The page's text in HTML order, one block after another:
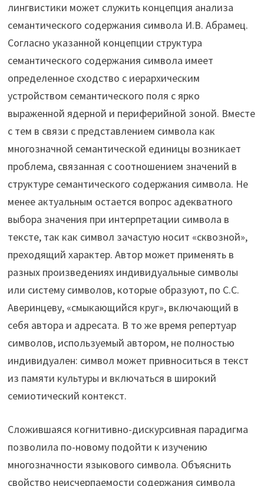
лингвистики может служить концепция анализа
семантического содержания символа И.В. Абрамец.
Согласно указанной концепции структура
семантического содержания символа имеет
определенное сходство с иерархическим
устройством семантического поля с ярко
выраженной ядерной и периферийной зоной. Вместе
с тем в связи с представлением символа как
многозначной семантической единицы возникает
проблема, связанная с соотношением значений в
структуре семантического содержания символа. Не
менее актуальным остается вопрос адекватного
выбора значения при интерпретации символа в
тексте, так как символ зачастую носит «сквозной»,
преходящий характер. Автор может применять в
разных произведениях индивидуальные символы
или систему символов, которые образуют, по С.С.
Аверинцеву, «смыкающийся круг», включающий в
себя автора и адресата. В то же время репертуар
символов, используемый автором, не полностью
индивидуален: символ может привноситься в текст
из памяти культуры и включаться в широкий
семиотический контекст.
Сложившаяся когнитивно-дискурсивная парадигма
позволила по-новому подойти к изучению
многозначности языкового символа. Объяснить
свойство неисчерпаемости содержания символа